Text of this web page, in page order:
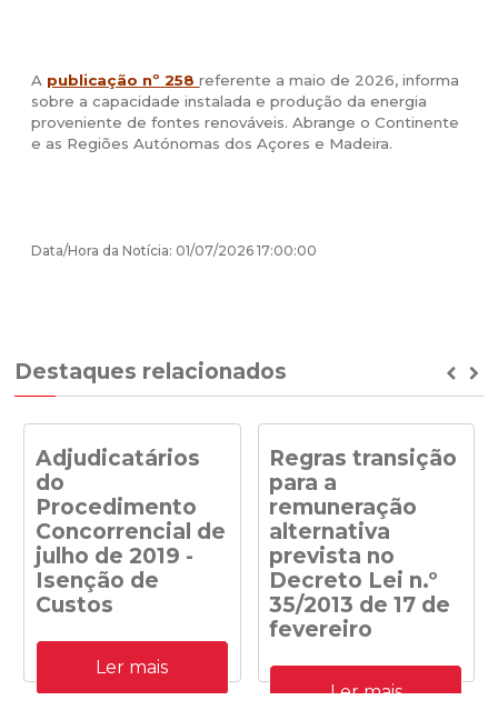
A publicação nº 258referente a maio de 2026, informa
sobre a capacidade instalada e produção da energia
proveniente de fontes renováveis. Abrange o Continente
e as Regiões Autónomas dos Açores e Madeira.
Data/Hora da Notícia: 01/07/2026 17:00:00
Destaques relacionados
Adjudicatários
do
Procedimento
Concorrencial de
julho de 2019 -
Isenção de
Custos
Adjudicatários do
Procedimento
Concorrencial de julho de
Ler mais
Regras transição
para a
remuneração
alternativa
prevista no
Decreto Lei n.º
35/2013 de 17 de
fevereiro
Despacho n.º
41/DGEG/2020: Regras
Ler mais